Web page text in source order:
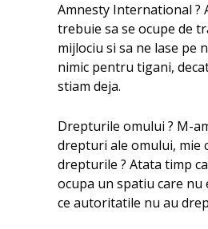
Amnesty International ?
trebuie sa se ocupe de
mijlociu si sa ne lase pe
nimic pentru tigani,
stiam deja.
Drepturile omului ? M-
drepturi ale omului, mie
drepturile ? Atata timp
ocupa un spatiu care nu
ce autoritatile nu au